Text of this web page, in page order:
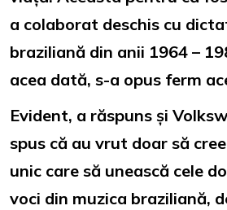
a colaborat deschis cu
braziliană din anii 1964 –
acea dată, s-a opus ferm
Evident, a răspuns și
spus că au vrut doar să
unic care să unească cele
voci din muzica braziliană,